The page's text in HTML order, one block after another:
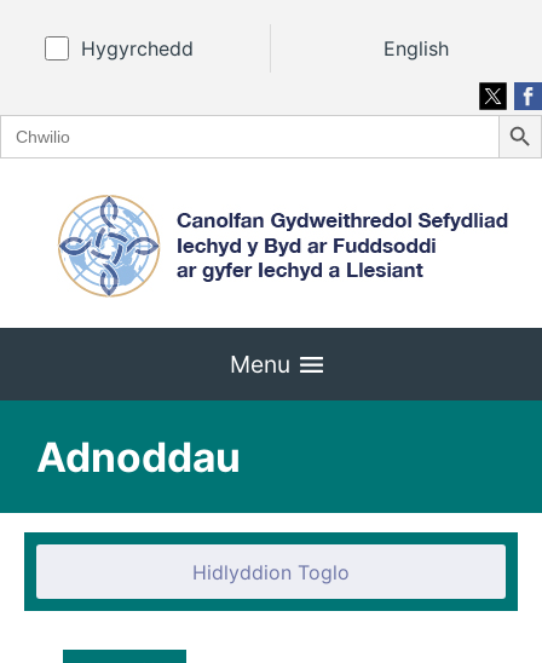
Hygyrchedd English
Search
for:
Menu
Adnoddau
Hidlyddion Toglo